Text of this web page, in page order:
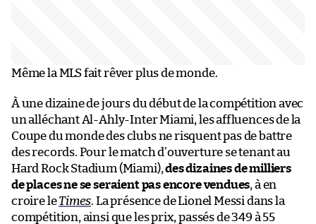
Même la MLS fait rêver plus de monde.
À une dizaine de jours du début de la compétition avec
un alléchant Al-Ahly-Inter Miami, les affluences de la
Coupe du monde des clubs ne risquent pas de battre
des records. Pour le match d’ouverture se tenant au
Hard Rock Stadium (Miami),des dizaines de milliers
de places ne se seraient pas encore vendues, à en
croire leTimes. La présence de Lionel Messi dans la
compétition, ainsi que les prix, passés de 349 à 55